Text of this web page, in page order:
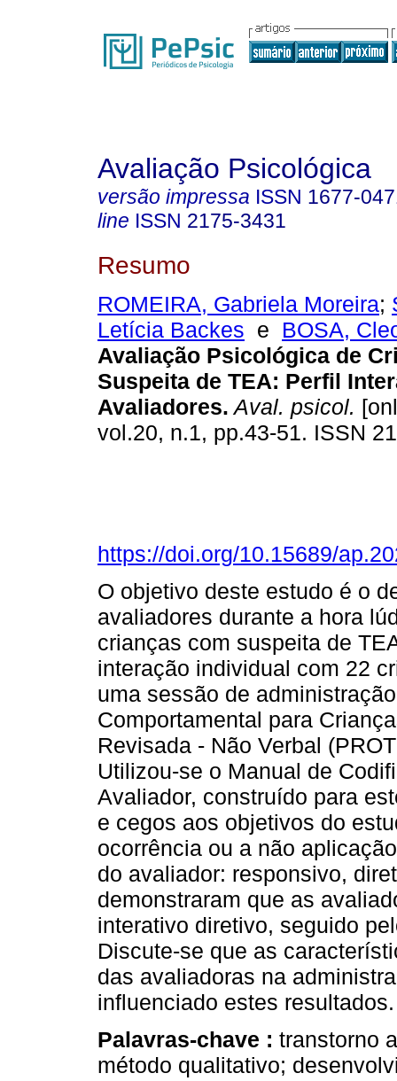
Avaliação Psicológica
versão impressa ISSN 1677-
line ISSN 2175-3431
Resumo
ROMEIRA, Gabriela Moreira;
Letícia Backes e BOSA,
Avaliação Psicológica de
Suspeita de TEA: Perfil
Avaliadores. Aval. psicol.
vol.20, n.1, pp.43-51. ISSN
https://doi.org/10.15689/
O objetivo deste estudo é o
avaliadores durante a hora
crianças com suspeita de
interação individual com 22
uma sessão de
Comportamental para
Revisada - Não Verbal
Utilizou-se o Manual de
Avaliador, construído para
e cegos aos objetivos do
ocorrência ou a não
do avaliador: responsivo,
demonstraram que as
interativo diretivo, seguido
Discute-se que as
das avaliadoras na
influenciado estes resultados.
Palavras-chave : transtorno
método qualitativo;